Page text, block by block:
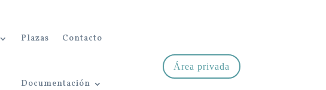
Plazas Contacto
Documentación
Área privada